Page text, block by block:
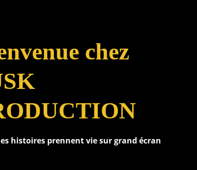
chez
histoires prennent vie sur grand écran